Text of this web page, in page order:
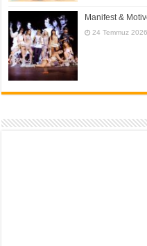
Manifest &
24 Temmuz 2026